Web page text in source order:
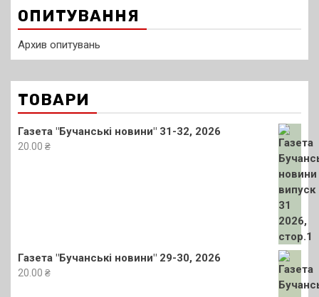
ОПИТУВАННЯ
Архив опитувань
ТОВАРИ
Газета "Бучанські новини" 31-32, 2026
20.00 ₴
Газета "Бучанські новини" 29-30, 2026
20.00 ₴